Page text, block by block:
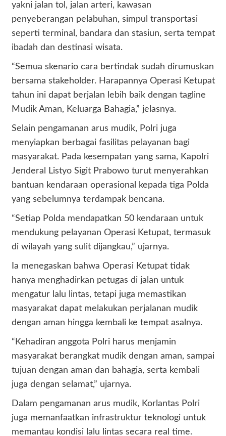
yakni jalan tol, jalan arteri, kawasan
penyeberangan pelabuhan, simpul transportasi
seperti terminal, bandara dan stasiun, serta tempat
ibadah dan destinasi wisata.
“Semua skenario cara bertindak sudah dirumuskan
bersama stakeholder. Harapannya Operasi Ketupat
tahun ini dapat berjalan lebih baik dengan tagline
Mudik Aman, Keluarga Bahagia,” jelasnya.
Selain pengamanan arus mudik, Polri juga
menyiapkan berbagai fasilitas pelayanan bagi
masyarakat. Pada kesempatan yang sama, Kapolri
Jenderal Listyo Sigit Prabowo turut menyerahkan
bantuan kendaraan operasional kepada tiga Polda
yang sebelumnya terdampak bencana.
“Setiap Polda mendapatkan 50 kendaraan untuk
mendukung pelayanan Operasi Ketupat, termasuk
di wilayah yang sulit dijangkau,” ujarnya.
Ia menegaskan bahwa Operasi Ketupat tidak
hanya menghadirkan petugas di jalan untuk
mengatur lalu lintas, tetapi juga memastikan
masyarakat dapat melakukan perjalanan mudik
dengan aman hingga kembali ke tempat asalnya.
“Kehadiran anggota Polri harus menjamin
masyarakat berangkat mudik dengan aman, sampai
tujuan dengan aman dan bahagia, serta kembali
juga dengan selamat,” ujarnya.
Dalam pengamanan arus mudik, Korlantas Polri
juga memanfaatkan infrastruktur teknologi untuk
memantau kondisi lalu lintas secara real time.